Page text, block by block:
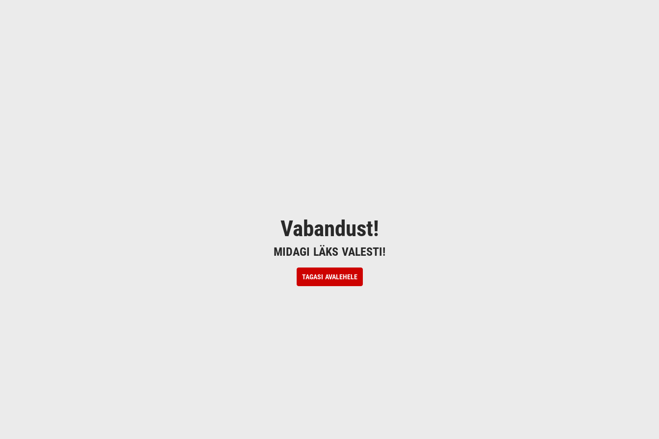
Vabandust!
MIDAGI LÄKS VALESTI!
TAGASI AVALEHELE